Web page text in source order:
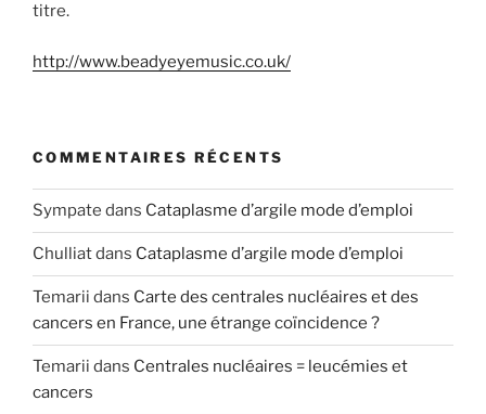
titre.
http://www.beadyeyemusic.co.uk/
COMMENTAIRES RÉCENTS
Sympate dans Cataplasme d’argile mode d’emploi
Chulliatdans Cataplasme d’argile mode d’emploi
Temarii dans Carte des centrales nucléaires et des
cancers en France, une étrange coïncidence ?
Temarii dans Centrales nucléaires = leucémies et
cancers